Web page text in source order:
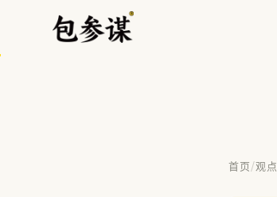
首页/观点